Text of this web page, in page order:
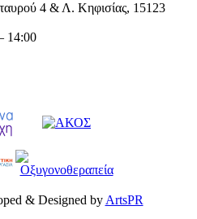
4 & Λ. Κηφισίας, 15123
14:00
& Designed by ArtsPR